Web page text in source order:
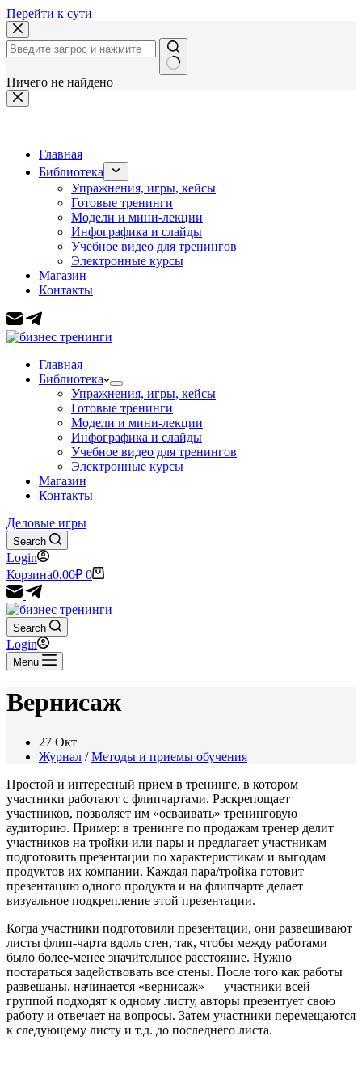
Перейти к сути
Ничего не найдено
Главная
Библиотека
Упражнения, игры, кейсы
Готовые тренинги
Модели и мини-лекции
Инфографика и слайды
Учебное видео для тренингов
Электронные курсы
Магазин
Контакты
Главная
Библиотека
Упражнения, игры, кейсы
Готовые тренинги
Модели и мини-лекции
Инфографика и слайды
Учебное видео для тренингов
Электронные курсы
Магазин
Контакты
Деловые игры
Search
Login
Корзина0.00₽ 0
Search
Login
Menu
Вернисаж
27 Окт
Журнал /Методы и приемы обучения
Простой и интересный прием в тренинге, в котором
участники работают с флипчартами. Раскрепощает
участников, позволяет им «осваивать» тренинговую
аудиторию. Пример: в тренинге по продажам тренер делит
участников на тройки или пары и предлагает участникам
подготовить презентации по характеристикам и выгодам
продуктов их компании. Каждая пара/тройка готовит
презентацию одного продукта и на флипчарте делает
визуальное подкрепление этой презентации.
Когда участники подготовили презентации, они развешивают
листы флип-чарта вдоль стен, так, чтобы между работами
было более-менее значительное расстояние. Нужно
постараться задействовать все стены. После того как работы
развешаны, начинается «вернисаж» — участники всей
группой подходят к одному листу, авторы презентует свою
работу и отвечает на вопросы. Затем участники перемещаются
к следующему листу и т.д. до последнего листа.